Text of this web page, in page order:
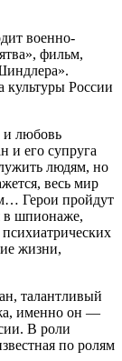
военно-
фильм,
культуры России
и любовь
и его супруга
людям, но
весь мир
Герои пройдут
в шпионаже,
жизни,
талантливый
именно он —
В роли
по ролям